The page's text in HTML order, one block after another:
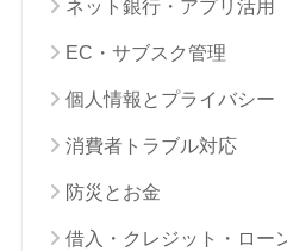
ネット銀行・アプリ活用
EC・サブスク管理
個人情報とプライバシー
消費者トラブル対応
防災とお金
借入・クレジット・ロー